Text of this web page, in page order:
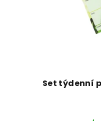
Set týdenní